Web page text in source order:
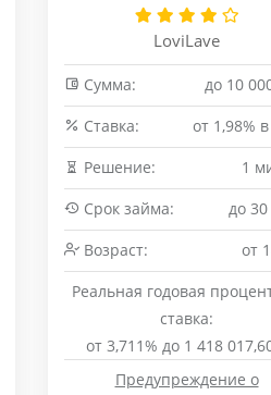
LoviLave
Сумма:
до 10
Cтавка:
от 1,98%
Решение:
1
Срок займа:
до
Возраст:
от
Реальная годовая
ставка:
от 3,711% до 1 418
Предупреждение о